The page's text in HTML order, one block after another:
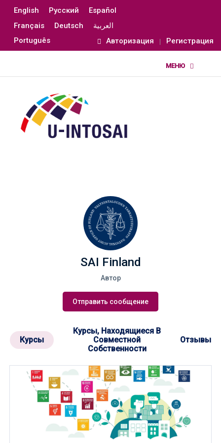
English Русский
Español
Français
Deutsch
العربية
Português
Авторизация Регистрация
SAI Finland
Автор
Отправить сообщение
Курсы
Курсы, Находящиеся В
Совместной
Собственности
Отзывы